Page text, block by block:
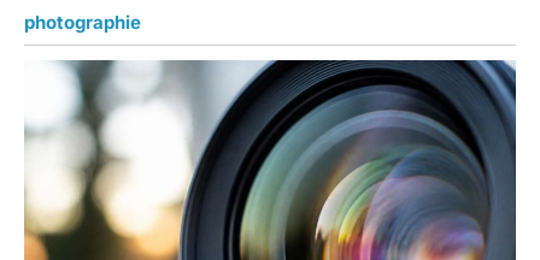
photographie